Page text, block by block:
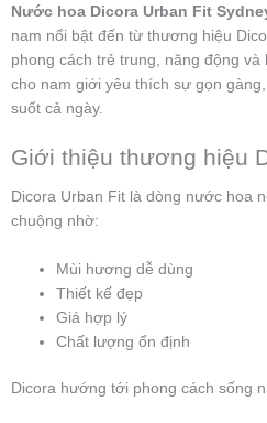
Nước hoa Dicora Urban Fit
nam nổi bật đến từ thương hiệu
phong cách trẻ trung, năng động
cho nam giới yêu thích sự gọn
suốt cả ngày.
Giới thiệu thương hiệu
Dicora Urban Fit là dòng nước hoa
chuộng nhờ:
Mùi hương dễ dùng
Thiết kế đẹp
Giá hợp lý
Chất lượng ổn định
Dicora hướng tới phong cách sống